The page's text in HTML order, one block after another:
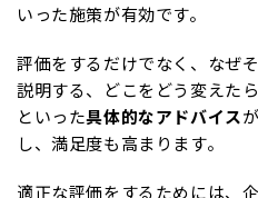
いった施策が有効です。
評価をするだけでなく、なぜ
説明する、どこをどう変えた
といった具体的なアドバイス
し、満足度も高まります。
適正な評価をするためには、